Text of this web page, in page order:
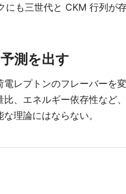
も三世代と CKM 行列
測を出す
レプトンのフレーバー
、エネルギー依存性な
理論にはならない。